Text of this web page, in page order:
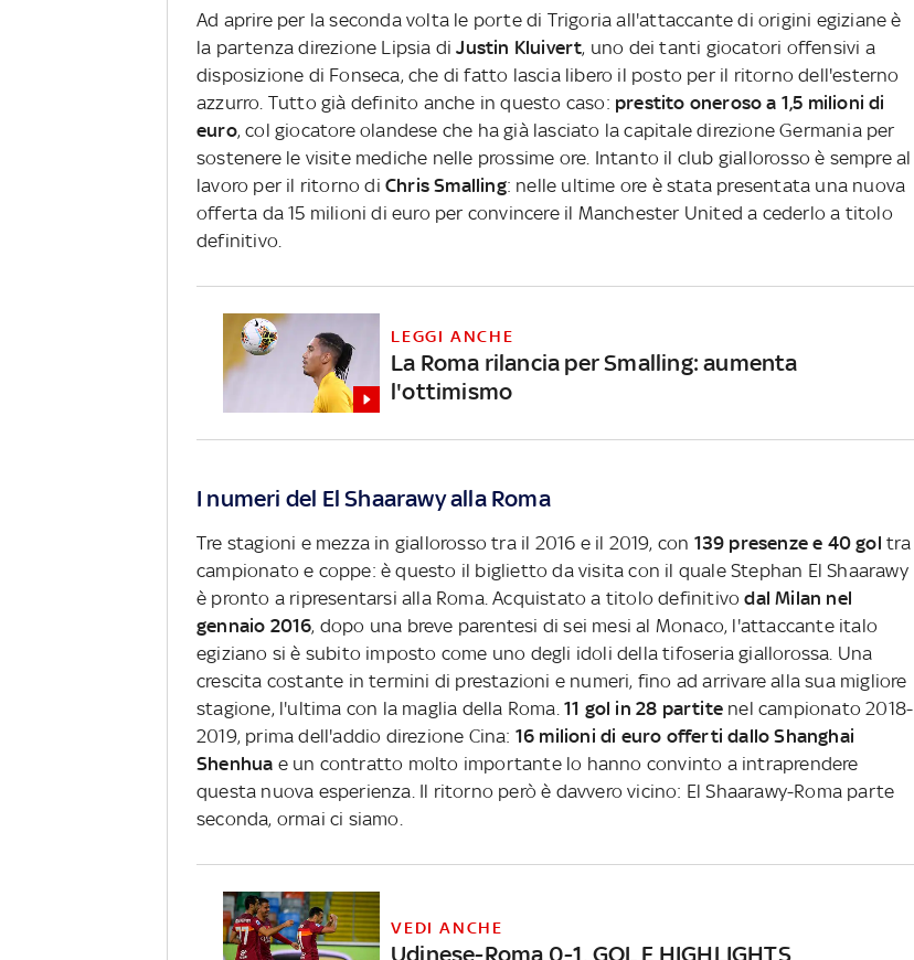
Ad aprire per la seconda volta le porte di Trigoria all'attaccante di origini egiziane è
la partenza direzione Lipsia diJustin Kluivert, uno dei tanti giocatori offensivi a
disposizione di Fonseca, che di fatto lascia libero il posto per il ritorno dell'esterno
azzurro. Tutto già definito anche in questo caso: prestito oneroso a 1,5 milioni di
euro, col giocatore olandese che ha già lasciato la capitale direzione Germania per
sostenere le visite mediche nelle prossime ore. Intanto il club giallorosso è sempre al
lavoro per il ritorno di Chris Smalling: nelle ultime ore è stata presentata una nuova
offerta da 15 milioni di euro per convincere il Manchester United a cederlo a titolo
definitivo.
LEGGI ANCHE
La Roma rilancia per Smalling: aumenta
l'ottimismo
I numeri del El Shaarawy alla Roma
Tre stagioni e mezza in giallorosso tra il 2016 e il 2019, con 139 presenze e 40 gol tra
campionato e coppe: è questo il biglietto da visita con il quale Stephan El Shaarawy
è pronto a ripresentarsi alla Roma. Acquistato a titolo definitivodal Milan nel
gennaio 2016, dopo una breve parentesi di sei mesi al Monaco, l'attaccante italo
egiziano si è subito imposto come uno degli idoli della tifoseria giallorossa. Una
crescita costante in termini di prestazioni e numeri, fino ad arrivare alla sua migliore
stagione, l'ultima con la maglia della Roma. 11 gol in 28 partite nel campionato 2018-
2019, prima dell'addio direzione Cina: 16 milioni di euro offerti dallo Shanghai
Shenhua e un contratto molto importante lo hanno convinto a intraprendere
questa nuova esperienza. Il ritorno però è davvero vicino: El Shaarawy-Roma parte
seconda, ormai ci siamo.
VEDI ANCHE
Udinese-Roma 0-1, GOL E HIGHLIGHTS